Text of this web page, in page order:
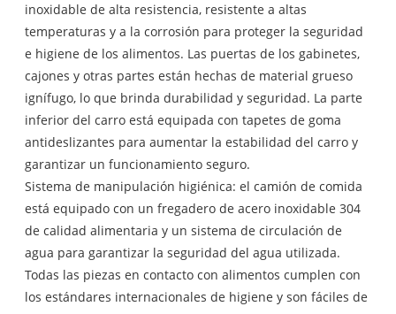
inoxidable de alta resistencia, resistente a altas
temperaturas y a la corrosión para proteger la seguridad
e higiene de los alimentos. Las puertas de los gabinetes,
cajones y otras partes están hechas de material grueso
ignífugo, lo que brinda durabilidad y seguridad. La parte
inferior del carro está equipada con tapetes de goma
antideslizantes para aumentar la estabilidad del carro y
garantizar un funcionamiento seguro.
Sistema de manipulación higiénica: el camión de comida
está equipado con un fregadero de acero inoxidable 304
de calidad alimentaria y un sistema de circulación de
agua para garantizar la seguridad del agua utilizada.
Todas las piezas en contacto con alimentos cumplen con
los estándares internacionales de higiene y son fáciles de